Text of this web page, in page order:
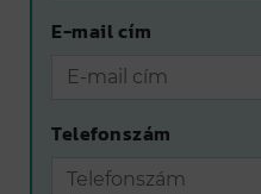
E-mail cím
Telefonszám